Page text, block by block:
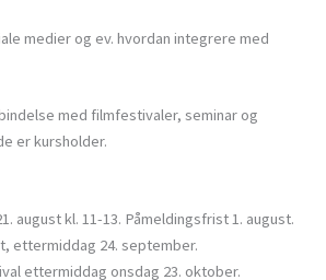
medier og ev. hvordan integrere med
med filmfestivaler, seminar og
er kursholder.
august kl. 11-13. Påmeldingsfrist 1. august.
ettermiddag 24. september.
ettermiddag onsdag 23. oktober.